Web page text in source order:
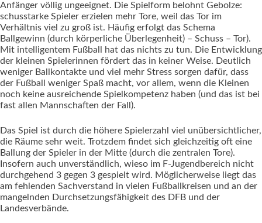
Anfänger völlig ungeeignet. Die Spielform belohnt Gebolze:
schusstarke Spieler erzielen mehr Tore, weil das Tor im
Verhältnis viel zu groß ist. Häufig erfolgt das Schema
Ballgewinn (durch körperliche Überlegenheit) – Schuss – Tor).
Mit intelligentem Fußball hat das nichts zu tun. Die Entwicklung
der kleinen Spielerinnen fördert das in keiner Weise. Deutlich
weniger Ballkontakte und viel mehr Stress sorgen dafür, dass
der Fußball weniger Spaß macht, vor allem, wenn die Kleinen
noch keine ausreichende Spielkompetenz haben (und das ist bei
fast allen Mannschaften der Fall).
Das Spiel ist durch die höhere Spielerzahl viel unübersichtlicher,
die Räume sehr weit. Trotzdem findet sich gleichzeitig oft eine
Ballung der Spieler in der Mitte (durch die zentralen Tore).
Insofern auch unverständlich, wieso im F-Jugendbereich nicht
durchgehend 3 gegen 3 gespielt wird. Möglicherweise liegt das
am fehlenden Sachverstand in vielen Fußballkreisen und an der
mangelnden Durchsetzungsfähigkeit des DFB und der
Landesverbände.